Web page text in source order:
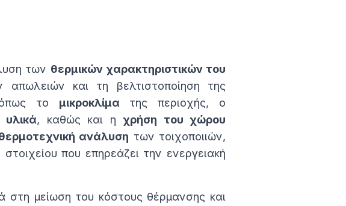
των θερμικών χαρακτηριστικών του
και τη βελτιστοποίηση της
όπως το μικροκλίμα της περιοχής, ο
υλικά, καθώς και η χρήση του χώρου
ανάλυση των τοιχοποιιών,
που επηρεάζει την ενεργειακή
μείωση του κόστους θέρμανσης και